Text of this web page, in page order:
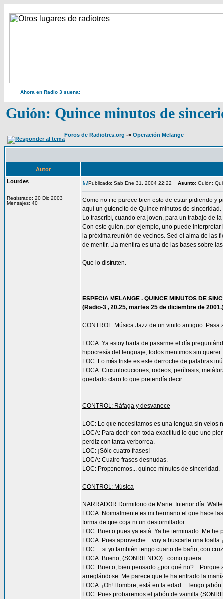
Ahora en Radio 3 suena:
Guión: Quince minutos de
Foros de Radiotres.org -> Operación Melange
Autor
Lourdes
Registrado: 20 Dic 2003
Mensajes: 40
Publicado: Sab Ene 31, 2004 22:22 Asunto: Guión:
Como no me parece bien esto de estar pidiendo y
aquí un guioncito de Quince minutos de sinceridad.
Lo trascribí, cuando era joven, para un trabajo de
Con este guión, por ejemplo, uno puede
la próxima reunión de vecinos. Sed el alma de las
de mentir. Lla mentira es una de las bases sobre
Que lo disfruten.
ESPECIA MELANGE . QUINCE MINUTOS DE
(Radio-3 , 20.25, martes 25 de diciembre de 2001.)
CONTROL: Música Jazz de un vinilo antiguo. Pasa
LOCA: Ya estoy harta de pasarme el día
hipocresía del lenguaje, todos mentimos sin querer.
LOC: Lo más triste es este derroche de palabras
LOCA: Circunlocuciones, rodeos, perífrasis,
quedado claro lo que pretendía decir.
CONTROL: Ráfaga y desvanece
LOC: Lo que necesitamos es una lengua sin velos
LOCA: Para decir con toda exactitud lo que uno
perdiz con tanta verborrea.
LOC: ¡Sólo cuatro frases!
LOCA: Cuatro frases desnudas.
LOC: Proponemos... quince minutos de sinceridad.
CONTROL: Música
NARRADOR:Dormitorio de Marie. Interior día.
LOCA: Normalmente es mi hermano el que hace
forma de que coja ni un destornillador.
LOC: Bueno pues ya está. Ya he terminado. Me
LOCA: Pues aproveche... voy a buscarle una toalla
LOC: ...si yo también tengo cuarto de baño, con
LOCA: Bueno, (SONRIENDO)...como quiera.
LOC: Bueno, bien pensado ¿por qué no?...
arreglándose. Me parece que le ha entrado la
LOCA: ¡Oh! Hombre, está en la edad... Tengo
LOC: Pues probaremos el jabón de vainilla